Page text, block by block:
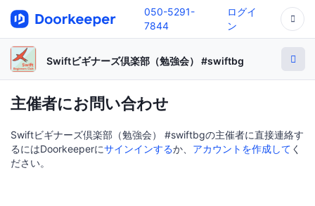
050-5291-
7844
ログイ
ン
Swiftビギナーズ倶楽部（勉強会） #swiftbg
主催者にお問い合わせ
Swiftビギナーズ倶楽部（勉強会） #swiftbgの主催者に直接連絡す
るにはDoorkeeperにサインインするか、 アカウントを作成して く
ださい。